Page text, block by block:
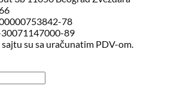
78
89
sajtu su sa uračunatim PDV-om.